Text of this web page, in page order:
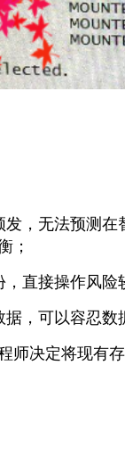
发，无法预测
；
直接操作风险
，可以容忍数
师决定将现有